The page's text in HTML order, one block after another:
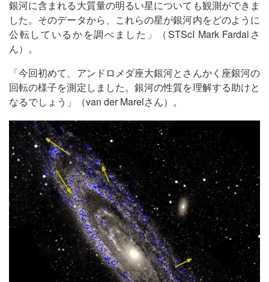
銀河に含まれる大質量の明るい星についても観測ができま
した。そのデータから、これらの星が銀河内をどのように
公転しているかを調べました」（STScI Mark Fardalさ
ん）。
「今回初めて、アンドロメダ座大銀河とさんかく座銀河の
回転の様子を測定しました。銀河の性質を理解する助けと
なるでしょう」（van der Marelさん）。